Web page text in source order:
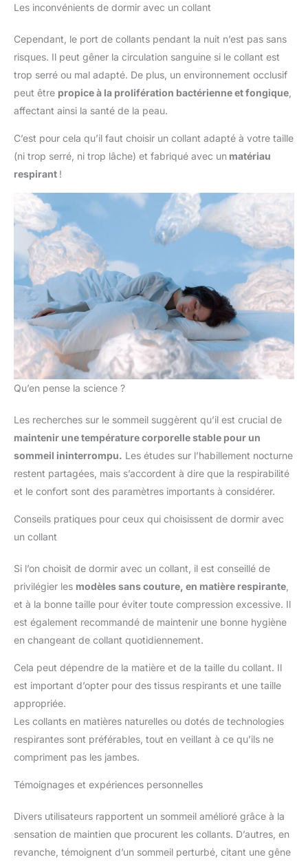
Les inconvénients de dormir avec un collant
Cependant, le port de collants pendant la nuit n’est pas sans
risques. Il peut gêner la circulation sanguine si le collant est
trop serré ou mal adapté. De plus, un environnement occlusif
peut être propice à la prolifération bactérienne et fongique
affectant ainsi la santé de la peau.
C’est pour cela qu’il faut choisir un collant adapté à votre taille
(ni trop serré, ni trop lâche) et fabriqué avec un matériau
respirant !
Qu’en pense la science ?
Les recherches sur le sommeil suggèrent qu’il est crucial de
maintenir une température corporelle stable pour un
sommeil ininterrompu. Les études sur l’habillement nocturne
restent partagées, mais s’accordent à dire que la respirabilité
et le confort sont des paramètres importants à considérer.
Conseils pratiques pour ceux qui choisissent de dormir avec
un collant
Si l’on choisit de dormir avec un collant, il est conseillé de
privilégier les modèles sans couture, en matière respirante
et à la bonne taille pour éviter toute compression excessive. Il
est également recommandé de maintenir une bonne hygiène
en changeant de collant quotidiennement.
Cela peut dépendre de la matière et de la taille du collant. Il
est important d’opter pour des tissus respirants et une taille
appropriée.
Les collants en matières naturelles ou dotés de technologies
respirantes sont préférables, tout en veillant à ce qu’ils ne
compriment pas les jambes.
Témoignages et expériences personnelles
Divers utilisateurs rapportent un sommeil amélioré grâce à la
sensation de maintien que procurent les collants. D’autres, en
revanche, témoignent d’un sommeil perturbé, citant une gêne